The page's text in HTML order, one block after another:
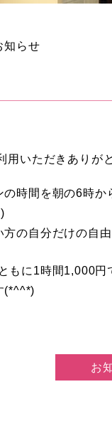
知らせ
用いただきありが
時間を朝の6時か
の自分だけの自
もに1時間1,000
(*^^*)
お